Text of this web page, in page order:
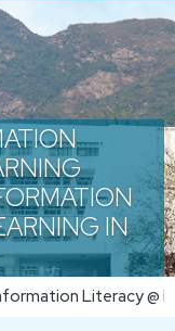
IN
Literacy @